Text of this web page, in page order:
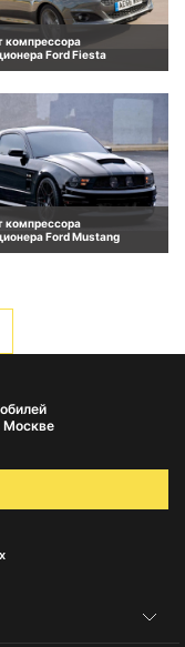
компрессора
Ford Fiesta
компрессора
Ford Mustang
Москве